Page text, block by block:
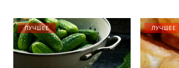
ЛУЧШЕЕ ЛУЧШЕЕ